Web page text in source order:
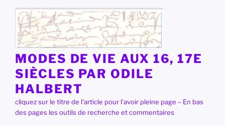
contenu
principal
MODES DE VIE AUX 16, 17E
SIÈCLES PAR ODILE
HALBERT
cliquez sur le titre de l'article pour l'avoir pleine page – En bas
des pages les outils de recherche et commentaires